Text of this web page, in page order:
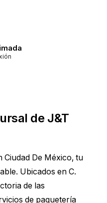
de J&T
Ciudad De México, tu
Ubicados en C.
de las
de paquetería